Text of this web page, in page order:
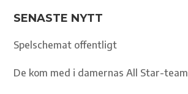
SENASTE NYTT
Spelschemat offentligt
De kom med i damernas All Star-team